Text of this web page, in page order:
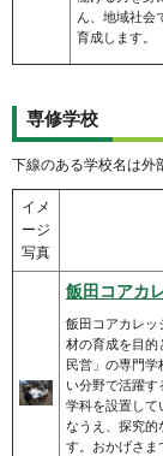
ん、地域社会
育成します。
専修学校
下線のある学校名は外
イメ
ージ
写真
飯田コアカ
飯田コアカレッ
材の育成を目的
民営」の専門
い分野で活躍
学科を設置して
なうえ、探究的
す。おかげさま